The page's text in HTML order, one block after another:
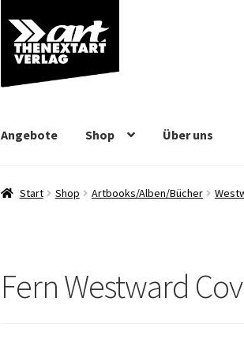
Zur
Navigation
springen
Zum
Inhalt
springen
Angebote Shop Über uns
Start Shop Artbooks/Alben/Bücher
Fern Westward